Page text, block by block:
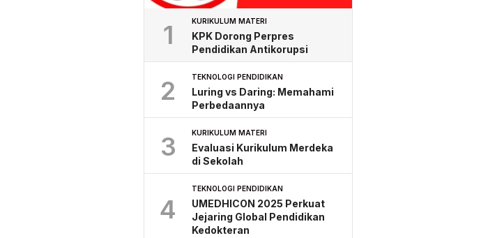
1 KURIKULUM MATERI
KPK Dorong Perpres
Pendidikan Antikorupsi
2 TEKNOLOGI PENDIDIKAN
Luring vs Daring: Memahami
Perbedaannya
3 KURIKULUM MATERI
Evaluasi Kurikulum Merdeka
di Sekolah
4
TEKNOLOGI PENDIDIKAN
UMEDHICON 2025 Perkuat
Jejaring Global Pendidikan
Kedokteran